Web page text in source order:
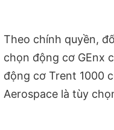
Theo chính quyền,
chọn động cơ GEnx
động cơ Trent 1000
Aerospace là tùy